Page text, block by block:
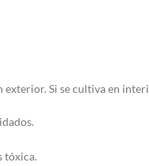
Si se cultiva en
tóxica.